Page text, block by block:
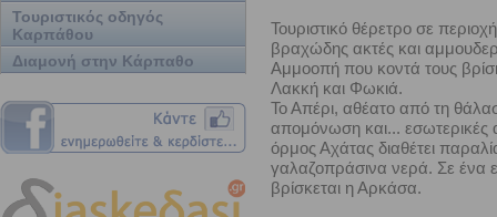
Τουριστικός οδηγός
Καρπάθου
Διαμονή στην Κάρπαθο
Τουριστικό θέρετρο σε
βραχώδης ακτές και
Αμμοοπή που κοντά τους
Λακκή και Φωκιά.
Το Απέρι, αθέατο από τη
απομόνωση και... εσωτερικές
όρμος Αχάτας διαθέτει
γαλαζοπράσινα νερά. Σε ένα
βρίσκεται η Αρκάσα.